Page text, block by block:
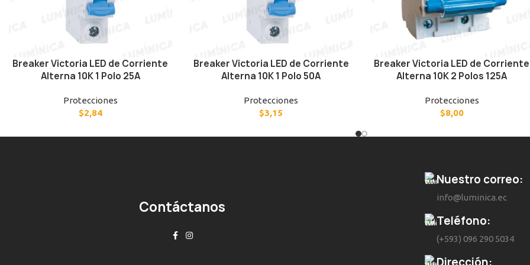
Breaker Victoria LED de Corriente
Alterna 10K 1 Polo 25A
Protecciones
$2,84
Breaker Victoria LED de Corriente
Alterna 10K 1 Polo 50A
Protecciones
$3,15
Breaker Victoria LED de Corriente
Alterna 10K 2 Polos 125A
Protecciones
$8,00
Contáctanos
Nuestro correo:
info@luminica.ec
Teléfono:
(+593) 096 290 5034